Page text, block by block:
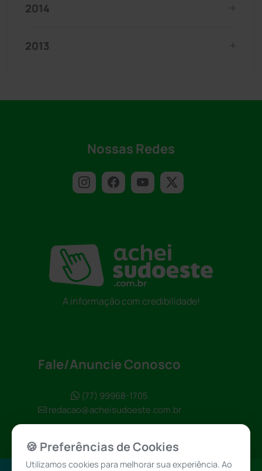
2014
2013
Nossas Redes
A informação com credibilidade!
Fale/Anuncie Conosco
(77) 99968-1705
redacao@acheisudoeste.com.br
🍪 Preferências de Cookies
Utilizamos cookies para melhorar sua experiência. Ao